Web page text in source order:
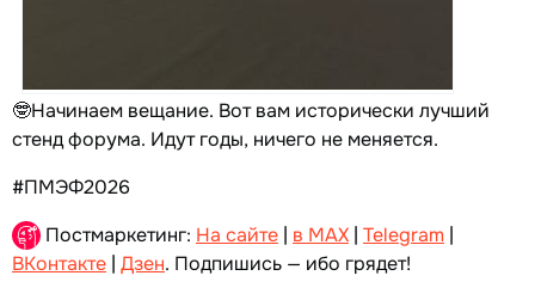
🤓Начинаем вещание. Вот вам исторически лучший
стенд форума. Идут годы, ничего не меняется.
#ПМЭФ2026
Постмаркетинг: На сайте | в MAX | Telegram |
ВКонтакте | Дзен. Подпишись — ибо грядет!